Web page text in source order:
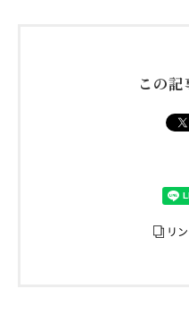
この
リ